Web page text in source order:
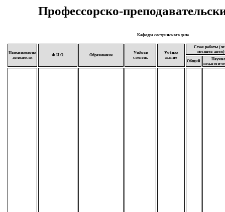
Профессорско-
Кафедра сестринского дела
Наименование
должности
Ф.И.О. Образование
Учёная
степень
Учёное
звание
Стаж работы
месяцев-дней)
Общий